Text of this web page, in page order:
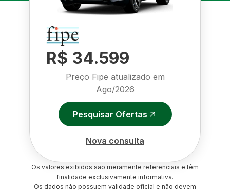
R$ 34.599
Preço Fipe atualizado em
Ago/2026
Pesquisar Ofertas
Nova consulta
Os valores exibidos são meramente referenciais e têm
finalidade exclusivamente informativa.
Os dados não possuem validade oficial e não devem